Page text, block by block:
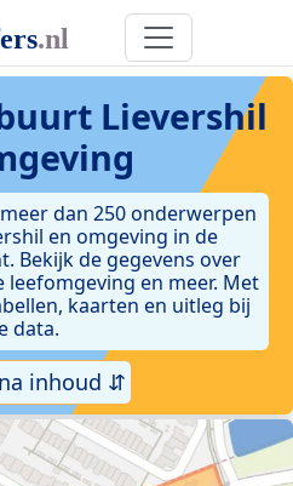
Lievershil
dan 250 onderwerpen
en omgeving in de
Bekijk de gegevens over
en meer. Met
kaarten en uitleg bij
data.
inhoud ⇵